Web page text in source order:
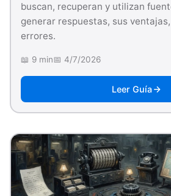
buscan, recuperan y utilizan
generar respuestas, sus
errores.
📖 9 min📅 4/7/2026
Leer Guía